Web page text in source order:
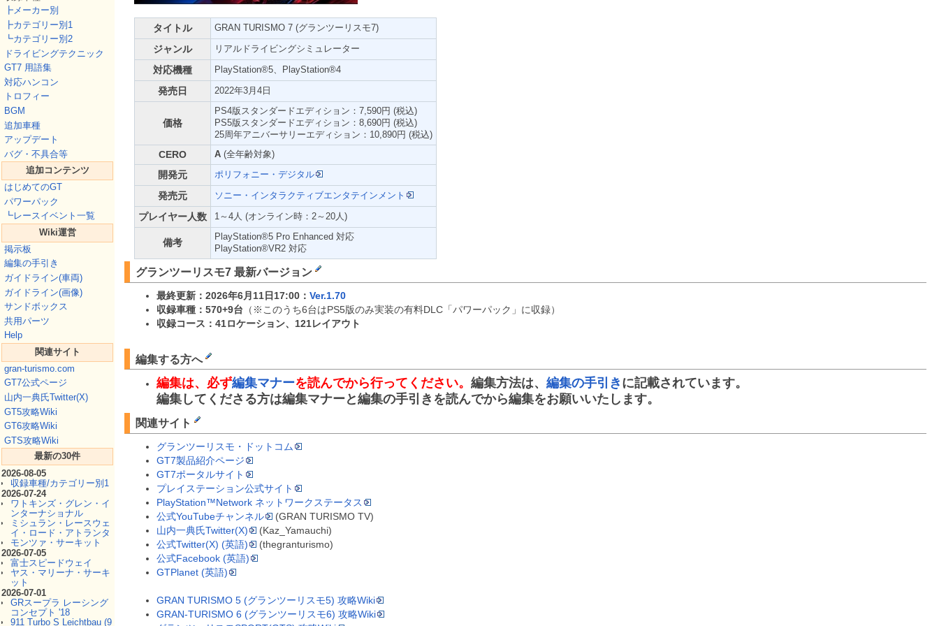
┣メーカー別
┣カテゴリー別1
┗カテゴリー別2
ドライビングテクニック
GT7 用語集
対応ハンコン
トロフィー
BGM
追加車種
アップデート
バグ・不具合等
追加コンテンツ
はじめてのGT
パワーパック
┗レースイベント一覧
Wiki運営
掲示板
編集の手引き
ガイドライン(車両)
ガイドライン(画像)
サンドボックス
共用パーツ
Help
関連サイト
gran-turismo.com
GT7公式ページ
山内一典氏Twitter(X)
GT5攻略Wiki
GT6攻略Wiki
GTS攻略Wiki
最新の30件
2026-08-05
収録車種/カテゴリー別1
2026-07-24
ワトキンズ・グレン・イ
ンターナショナル
ミシュラン・レースウェ
イ・ロード・アトランタ
モンツァ・サーキット
2026-07-05
富士スピードウェイ
ヤス・マリーナ・サーキ
ット
2026-07-01
GRスープラ レーシング
コンセプト '18
911 Turbo S Leichtbau (9
タイトル GRAN TURISMO 7 (グランツーリスモ7)
ジャンル リアルドライビングシミュレーター
対応機種 PlayStation®5、PlayStation®4
発売日 2022年3月4日
価格
PS4版スタンダードエディション：7,590円 (税込)
PS5版スタンダードエディション：8,690円 (税込)
25周年アニバーサリーエディション：10,890円 (税込)
CERO A (全年齢対象)
開発元 ポリフォニー・デジタル
発売元 ソニー・インタラクティブエンタテインメント
プレイヤー人数 1～4人 (オンライン時：2～20人)
備考
PlayStation®5 Pro Enhanced 対応
PlayStation®VR2 対応
グランツーリスモ7 最新バージョン
最終更新：2026年6月11日17:00： Ver.1.70
収録車種：570+9台 （※このうち6台はPS5版のみ実装の有料DLC「パワーパック」に収録）
収録コース：41ロケーション、121レイアウト
編集する方へ
編集は、必ず編集マナーを読んでから行ってください。 編集方法は、 編集の手引き に記載されています。
編集してくださる方は編集マナーと編集の手引きを読んでから編集をお願いいたします。
関連サイト
グランツーリスモ・ドットコム
GT7製品紹介ページ
GT7ポータルサイト
プレイステーション公式サイト
PlayStation™Network ネットワークステータス
公式YouTubeチャンネル
(GRAN TURISMO TV)
山内一典氏Twitter(X)
(Kaz_Yamauchi)
公式Twitter(X) (英語)
(thegranturismo)
公式Facebook (英語)
GTPlanet (英語)
GRAN TURISMO 5 (グランツーリスモ5) 攻略Wiki
GRAN-TURISMO 6 (グランツーリスモ6) 攻略Wiki